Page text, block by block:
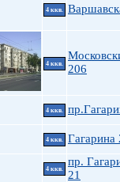
4 ккв.
4 ккв.
206
4 ккв.
4 ккв. Гагарина
4 ккв.
пр.
21